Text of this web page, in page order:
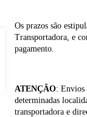
Os prazos são
Transportadora, e
pagamento.
ATENÇÃO: Envios
determinadas
transportadora e